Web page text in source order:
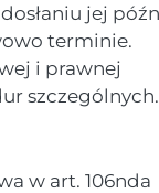
jej
terminie.
i prawnej
szczególnych.
w art. 106nda